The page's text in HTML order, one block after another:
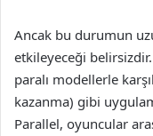
Ancak bu durumun
etkileyeceği
paralı modellerle
kazanma) gibi
Parallel, oyuncular